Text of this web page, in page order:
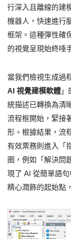
行深入且離線的建
機器人，快速進行
框架。這種彈性確
的視覺呈現始終唾
當我們檢視生成過
AI 視覺建模軟體
統描述已轉換為清
流程框開始，緊接
形。根據結果，流
有效票務則進入「
圈，例如「解決問
現了 AI 從簡單語
精心潤飾的起始點